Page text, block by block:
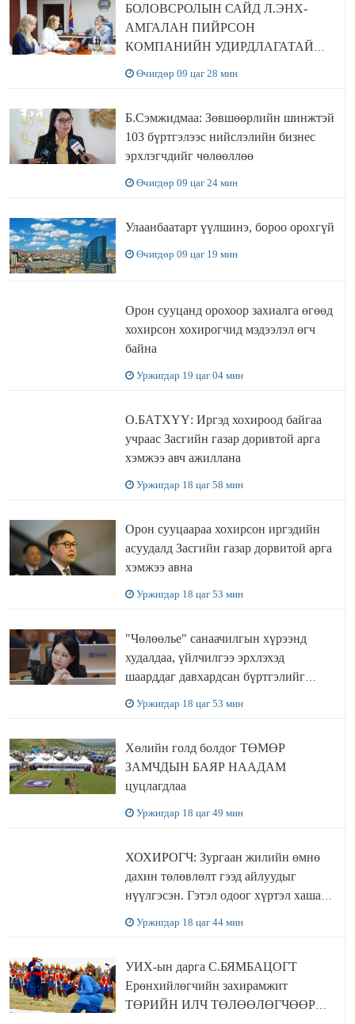
БОЛОВСРОЛЫН САЙД Л.ЭНХ-
АМГАЛАН ПИЙРСОН
КОМПАНИЙН УДИРДЛАГАТАЙ
Өчигдөр 09 цаг 28 мин
Б.Сэмжидмаа: Зөвшөөрлийн шинжтэй
103 бүртгэлээс нийслэлийн бизнес
эрхлэгчдийг чөлөөллөө
Өчигдөр 09 цаг 24 мин
Улаанбаатарт үүлшинэ, бороо орохгүй
Өчигдөр 09 цаг 19 мин
Орон сууцанд орохоор захиалга өгөөд
хохирсон хохирогчид мэдээлэл өгч
байна
Уржигдар 19 цаг 04 мин
О.БАТХҮҮ: Иргэд хохироод байгаа
учраас Засгийн газар доривтой арга
хэмжээ авч ажиллана
Уржигдар 18 цаг 58 мин
Орон сууцаараа хохирсон иргэдийн
асуудалд Засгийн газар дорвитой арга
хэмжээ авна
Уржигдар 18 цаг 53 мин
"Чөлөөлье" санаачилгын хүрээнд
худалдаа, үйлчилгээ эрхлэхэд
шаарддаг давхардсан бүртгэлийг
Уржигдар 18 цаг 53 мин
Хөлийн голд болдог ТӨМӨР
ЗАМЧДЫН БАЯР НААДАМ
цуцлагдлаа
Уржигдар 18 цаг 49 мин
ХОХИРОГЧ: Зургаан жилийн өмнө
дахин төлөвлөлт гээд айлуудыг
нүүлгэсэн. Гэтэл одоог хүртэл хашаа
Уржигдар 18 цаг 44 мин
УИХ-ын дарга С.БЯМБАЦОГТ
Ерөнхийлөгчийн захирамжит
ТӨРИЙН ИЛЧ ТӨЛӨӨЛӨГЧӨӨР